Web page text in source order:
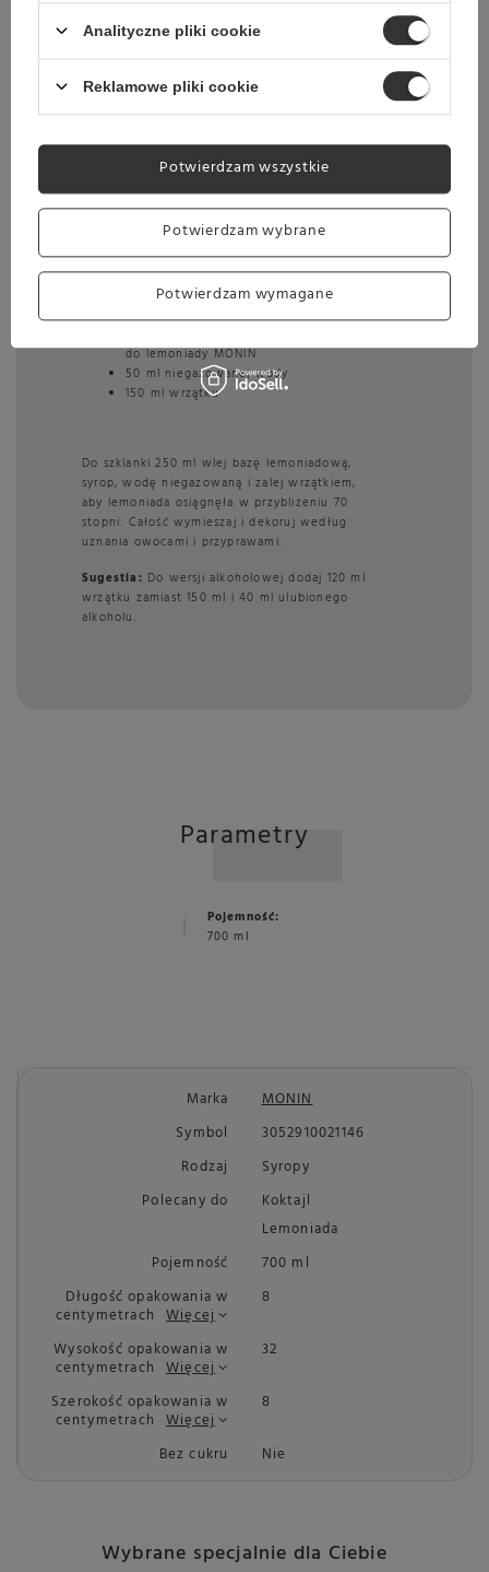
woda gazowana lub niegazowana
Wlej składniki do szklanki 300ml wypełnionej
dekoracji możesz użyć: kolorowe słomki,
jadalne kwiaty i kawałki owoców. Możesz
również podać lemoniadę w ciekawym
naczyniu jak np. słoik dla zwiększenia efektu.
Hot lemonade
10 ml syropu baza lemoniady MONIN
Cloudy Lemonade
do lemoniady MONIN
50 ml niegazowanej wody
150 ml wrzątku
Do szklanki 250 ml wlej bazę lemoniadową,
syrop, wodę niegazowaną i zalej wrzątkiem,
aby lemoniada osiągnęła w przybliżeniu 70
stopni. Całość wymieszaj i dekoruj według
uznania owocami i przyprawami.
Sugestia: Do wersji alkoholowej dodaj 120 ml
wrzątku zamiast 150 ml i 40 ml ulubionego
alkoholu.
Parametry
Pojemność:
700 ml
Marka
MONIN
Symbol
3052910021146
Rodzaj
Syropy
Polecany do
Koktajl
Lemoniada
Pojemność
700 ml
Długość opakowania w
centymetrach Więcej
8
Wysokość opakowania w
centymetrach Więcej
32
Szerokość opakowania w
centymetrach Więcej
8
Bez cukru Nie
Wybrane specjalnie dla Ciebie
Analityczne pliki cookie
Reklamowe pliki cookie
Potwierdzam wybrane
Potwierdzam wymagane
Potwierdzam wszystkie